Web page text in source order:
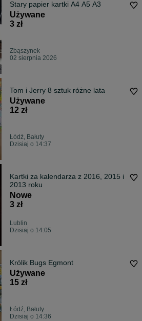
Stary papier kartki A4 A5 A3
Używane
3 zł
Zbąszynek
02 sierpnia 2026
Tom i Jerry 8 sztuk różne lata
Używane
12 zł
Łódź, Bałuty
Dzisiaj o 14:37
Kartki za kalendarza z 2016, 2015 i
2013 roku
Nowe
3 zł
Lublin
Dzisiaj o 14:05
Królik Bugs Egmont
Używane
15 zł
Łódź, Bałuty
Dzisiaj o 14:36